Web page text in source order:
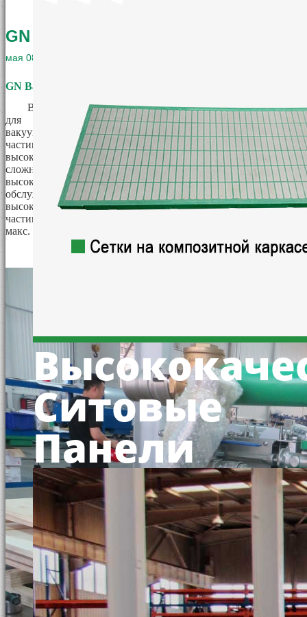
Ситовые
Панели
GN Вакуумный насос для шлама
мая 08
GN Вакуумный насос для шлама
Вакуумный насос для шлама, также называемый насосом
для перекачки твердых частиц. Это пневматический
вакуумный насос для перекачки жидкости, шлама и твердых
частиц. Поскольку это насос для перекачки твердых частиц с
высокой вакуумной нагрузкой, его можно использовать в
сложных условиях для перекачки твердых частиц или шлама с
высокой производительностью и меньшим объемом
обслуживания. Насос может перекачивать материалы с
высокой плотностью и плотностью, с сухими твердыми
частицами или суспензией с содержанием твердых частиц
макс. до 80%